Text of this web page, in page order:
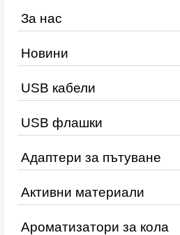
За нас
Новини
USB кабели
USB флашки
Адаптери за пътуване
Активни материали
Ароматизатори за кола